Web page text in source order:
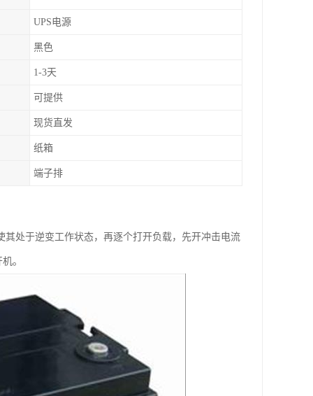
UPS电源
黑色
1-3天
可提供
现货直发
纸箱
端子排
其处于逆变工作状态，再逐个打开负载，先开冲击电流
。